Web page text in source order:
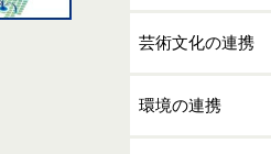
芸術文化の連携
環境の連携